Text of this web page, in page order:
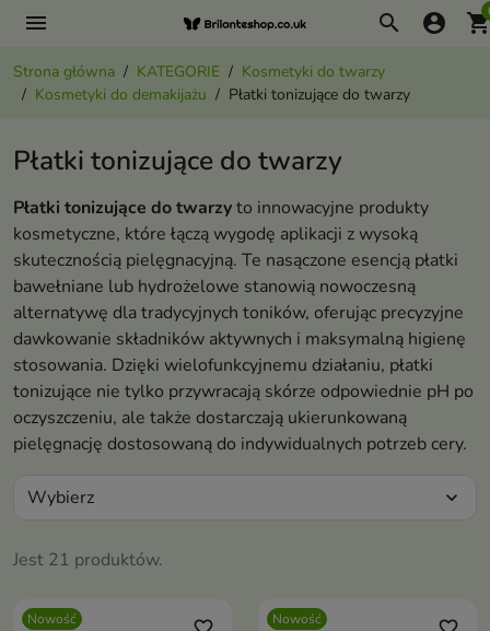
menu search account_circle
Strona główna KATEGORIE
Kosmetyki do twarzy
Kosmetyki do demakijażu
Płatki tonizujące do twarzy
Płatki tonizujące do twarzy
Płatki tonizujące do twarzyto innowacyjne produkty
kosmetyczne, które łączą wygodę aplikacji z wysoką
skutecznością pielęgnacyjną. Te nasączone esencją płatki
bawełniane lub hydrożelowe stanowią nowoczesną
alternatywę dla tradycyjnych toników, oferując precyzyjne
dawkowanie składników aktywnych i maksymalną higienę
stosowania. Dzięki wielofunkcyjnemu działaniu, płatki
tonizujące nie tylko przywracają skórze odpowiednie pH po
oczyszczeniu, ale także dostarczają ukierunkowaną
pielęgnację dostosowaną do indywidualnych potrzeb cery.
Jest 21 produktów.
Wybierz expand_more
Nowość Nowość